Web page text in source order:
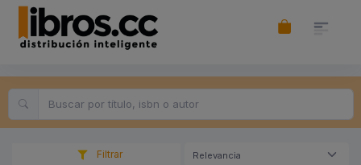
Filtrar Relevancia